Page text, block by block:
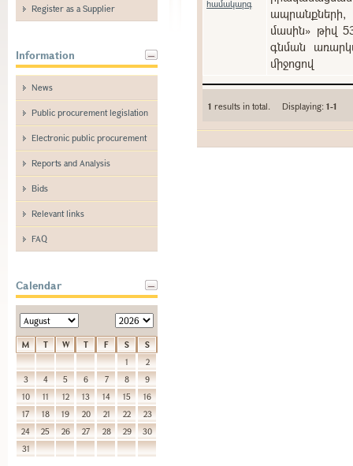
Register as a Supplier
Information
News
Public procurement legislation
Electronic public procurement
Reports and Analysis
Bids
Relevant links
FAQ
Calendar
M T W T F S
S
1
2
3
4 5 6 7 8
9
10
11 12 13 14 15
16
17
18 19 20 21 22
23
24
25 26 27 28 29
30
31
համակարգ
ապրանքների,
մասին» թիվ
գնման
միջոցով
1 results in total. Displaying:1-1